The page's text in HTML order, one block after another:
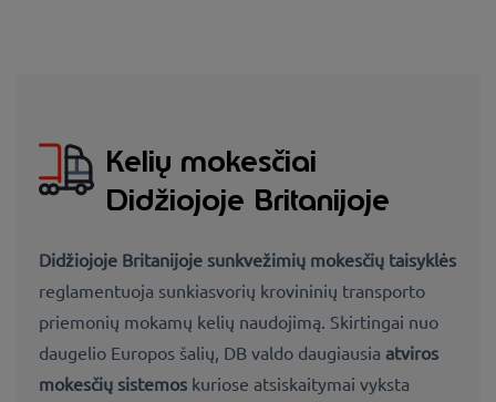
Kelių mokesčiai
Didžiojoje Britanijoje
Didžiojoje Britanijoje sunkvežimių mokesčių taisyklės
reglamentuoja sunkiasvorių krovininių transporto
priemonių mokamų kelių naudojimą. Skirtingai nuo
daugelio Europos šalių, DB valdo daugiausia atviros
mokesčių sistemos kuriose atsiskaitymai vyksta